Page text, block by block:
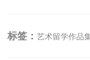
标签： 艺术留学作品